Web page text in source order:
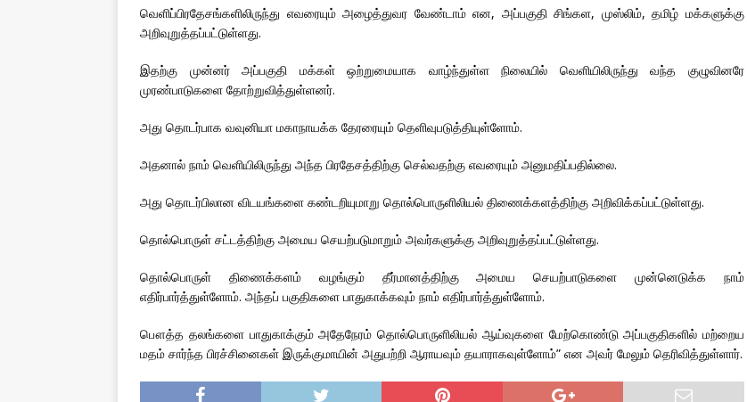
வெளிப்பிரதேசங்களிலிருந்து எவரையும் அழைத்துவர வேண்டாம் என, அப்பகுதி சிங்கள, முஸ்லிம், தமிழ் மக்களுக்கு
அறிவுறுத்தப்பட்டுள்ளது.
இதற்கு முன்னர் அப்பகுதி மக்கள் ஒற்றுமையாக வாழ்ந்துள்ள நிலையில் வெளியிலிருந்து வந்த குழுவினரே
முரண்பாடுகளை தோற்றுவித்துள்ளனர்.
அது தொடர்பாக வவுனியா மகாநாயக்க தேரரையும் தெளிவுபடுத்தியுள்ளோம்.
அதனால் நாம் வெளியிலிருந்து அந்த பிரதேசத்திற்கு செல்வதற்கு எவரையும் அனுமதிப்பதில்லை.
அது தொடர்பிலான விடயங்களை கண்டறியுமாறு தொல்பொருளிலியல் திணைக்களத்திற்கு அறிவிக்கப்பட்டுள்ளது.
தொல்பொருள் சட்டத்திற்கு அமைய செயற்படுமாறும் அவர்களுக்கு அறிவுறுத்தப்பட்டுள்ளது.
தொல்பொருள் திணைக்களம் வழங்கும் தீர்மானத்திற்கு அமைய செயற்பாடுகளை முன்னெடுக்க நாம்
எதிர்பார்த்துள்ளோம். அந்தப் பகுதிகளை பாதுகாக்கவும் நாம் எதிர்பார்த்துள்ளோம்.
பௌத்த தலங்களை பாதுகாக்கும் அதேநேரம் தொல்பொருளிலியல் ஆய்வுகளை மேற்கொண்டு அப்பகுதிகளில் மற்றைய
மதம் சார்ந்த பிரச்சினைகள் இருக்குமாயின் அதுபற்றி ஆராயவும் தயாராகவுள்ளோம்” என அவர் மேலும் தெரிவித்துள்ளார்.